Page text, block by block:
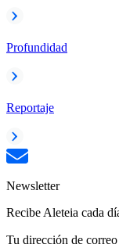
Profundidad
Reportaje
Newsletter
Recibe Aleteia cada
Tu dirección de